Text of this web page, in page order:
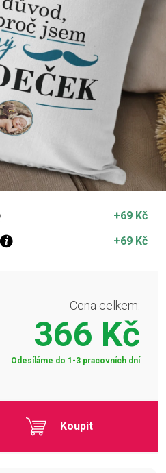
+69 Kč
+69 Kč
Cena celkem:
366 Kč
Odesíláme do 1-3 pracovních dní
Koupit